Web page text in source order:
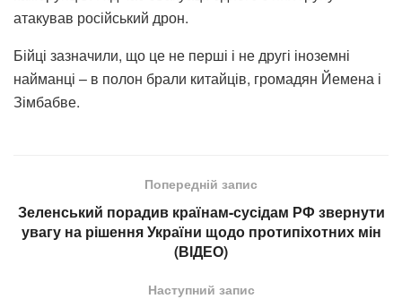
атакував російський дрон.
Бійці зазначили, що це не перші і не другі іноземні
найманці – в полон брали китайців, громадян Йемена і
Зімбабве.
Попередній запис
Зеленський порадив країнам-сусідам РФ звернути
увагу на рішення України щодо протипіхотних мін
(ВІДЕО)
Наступний запис